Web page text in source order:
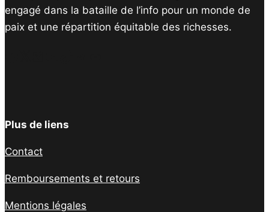
engagé dans la bataille de l’info pour un monde de
paix et une répartition équitable des richesses.
Plus de liens
Contact
Remboursements et retours
Mentions légales